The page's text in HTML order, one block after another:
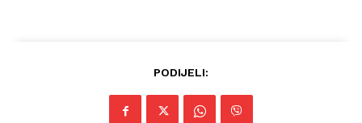
PODIJELI: